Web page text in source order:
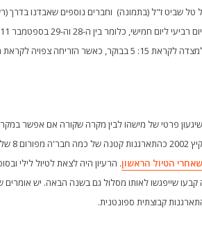
שביט ז"ל (בתמונה) וחברים נוספים שאבדנו בדרך
פרטי של מישהו לבין מקרה שקורה אם אפשר
למצדה
הטיול הראשון. הרעיון היה לצאת לטיול לילי
שייפגשו לאותו מסלול גם בשנה הבאה. יש אומרים
קבוצתית ספונטנית.